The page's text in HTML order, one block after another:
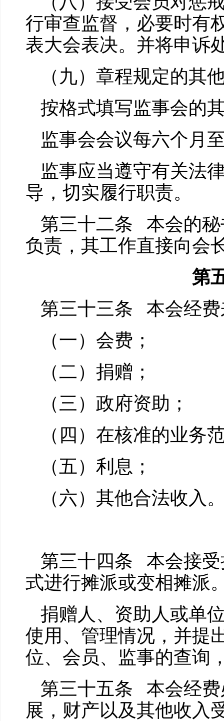
行审查监督，必要时有
表大会表决。并将申诉
（九）章程规定的其
按格式填写监事会的
监事会会议每六个月
监事应当遵守有关法
导，切实履行职责。
第三十二条 本会的秘
负责，其工作直接向会
第
第三十三条 本会经费
（一）会费；
（二）捐赠；
（三）政府资助；
（四）在核准的业务
（五）利息；
（六）其他合法收入
第三十四条 本会接受
式进行摊派或变相摊派
捐赠人、资助人或单
使用、管理情况，并提
位、会员、监事的查询
第三十五条 本会经费
展，财产以及其他收入